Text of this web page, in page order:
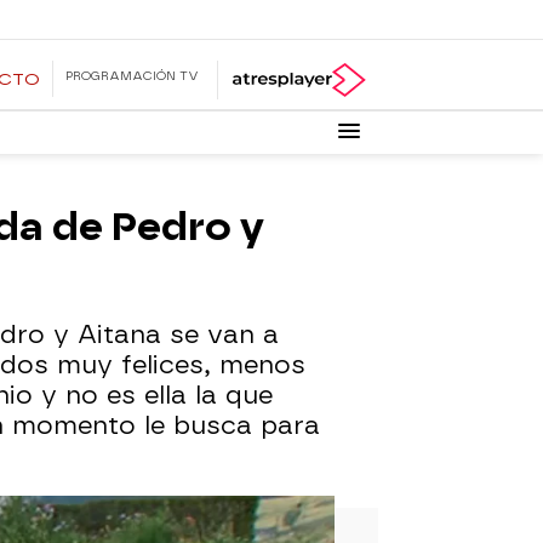
PROGRAMACIÓN TV
de Pedro y
y Aitana se van a
muy felices, menos
y no es ella la que
momento le busca para